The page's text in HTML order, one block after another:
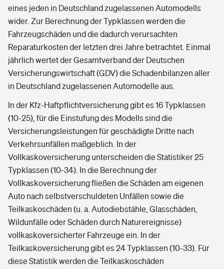
eines jeden in Deutschland zugelassenen Automodells
wider. Zur Berechnung der Typklassen werden die
Fahrzeugschäden und die dadurch verursachten
Reparaturkosten der letzten drei Jahre betrachtet. Einmal
jährlich wertet der Gesamtverband der Deutschen
Versicherungswirtschaft (GDV) die Schadenbilanzen aller
in Deutschland zugelassenen Automodelle aus.
In der Kfz-Haftpflichtversicherung gibt es 16 Typklassen
(10-25), für die Einstufung des Modells sind die
Versicherungsleistungen für geschädigte Dritte nach
Verkehrsunfällen maßgeblich. In der
Vollkaskoversicherung unterscheiden die Statistiker 25
Typklassen (10-34). In die Berechnung der
Vollkaskoversicherung fließen die Schäden am eigenen
Auto nach selbstverschuldeten Unfällen sowie die
Teilkaskoschäden (u. a. Autodiebstähle, Glasschäden,
Wildunfälle oder Schäden durch Naturereignisse)
vollkaskoversicherter Fahrzeuge ein. In der
Teilkaskoversicherung gibt es 24 Typklassen (10-33). Für
diese Statistik werden die Teilkaskoschäden